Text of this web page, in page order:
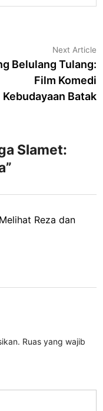
Next Article
Belulang Tulang:
Film Komedi
Kebudayaan Batak
Slamet:
”
Reza dan
Ruas yang wajib